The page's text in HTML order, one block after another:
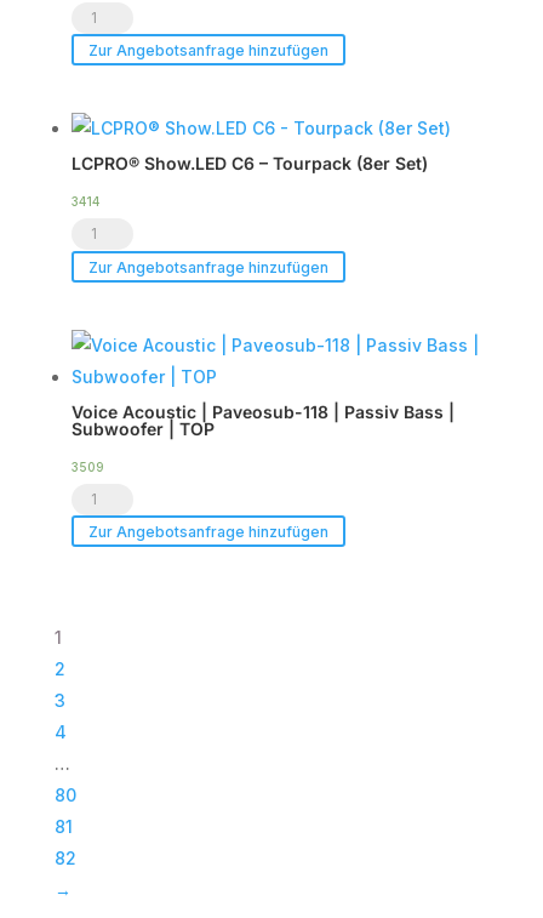
Voice
Acoustic
HDSP-
6DA
|
DSP
Endstufe
Case
Menge
Zur Angebotsanfrage hinzufügen
LCPRO® Show.LED C6 – Tourpack (8er Set)
3414
LCPRO®
Show.LED
-
Tourpack
(8er
Set)
Zur Angebotsanfrage hinzufügen
Voice Acoustic | Paveosub-118 | Passiv Bass |
Subwoofer | TOP
3509
Voice
Acoustic
Zur Angebotsanfrage hinzufügen
1
2
3
4
…
80
81
82
→